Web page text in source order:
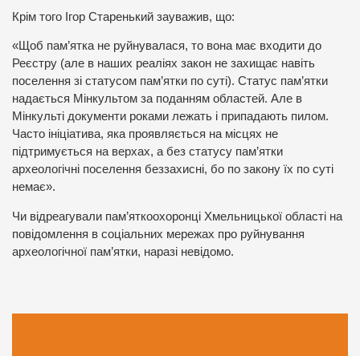
Крім того Ігор Старенький зауважив, що:
«Щоб пам’ятка не руйнувалася, то вона має входити до
Реєстру (але в наших реаліях закон не захищає навіть
поселення зі статусом пам’ятки по суті). Статус пам’ятки
надається Мінкультом за поданням областей. Але в
Мінкульті документи роками лежать і припадають пилом.
Часто ініціатива, яка проявляється на місцях не
підтримується на верхах, а без статусу пам’ятки
археологічні поселення беззахисні, бо по закону їх по суті
немає».
Чи відреагували пам’яткоохоронці Хмельницької області на
повідомлення в соціальних мережах про руйнування
археологічної пам’ятки, наразі невідомо.